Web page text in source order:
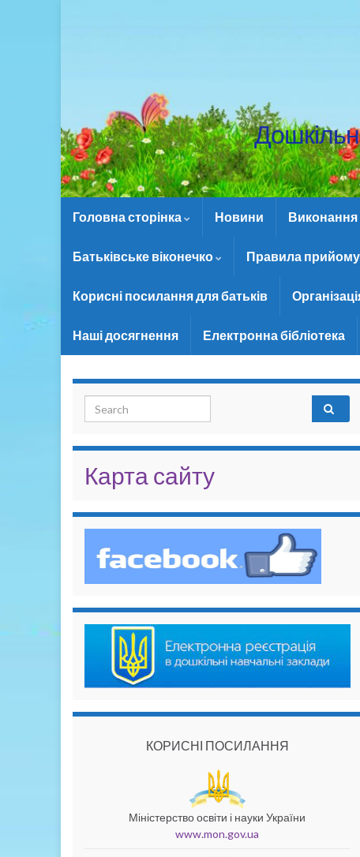
Головна сторінка Новини Виконання
Батьківське віконечко Правила прийому
Корисні посилання для батьків
Наші досягнення Електронна бібліотека
Search for:
Карта сайту
КОРИСНІ ПОСИЛАННЯ
Міністерство освіти і науки України
www.mon.gov.ua